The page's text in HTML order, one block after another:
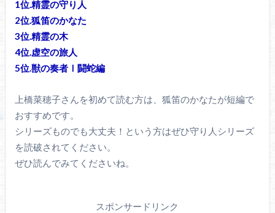
1位.精霊の守り人
2位.狐笛のかなた
3位.精霊の木
4位.虚空の旅人
5位.獣の奏者Ⅰ闘蛇編
上橋菜穂子さんを初めて読む方は、狐笛のかなたが短編で
おすすめです。
シリーズものでも大丈夫！という方はぜひ守り人シリーズ
を読破されてください。
ぜひ読んでみてくださいね。
スポンサードリンク